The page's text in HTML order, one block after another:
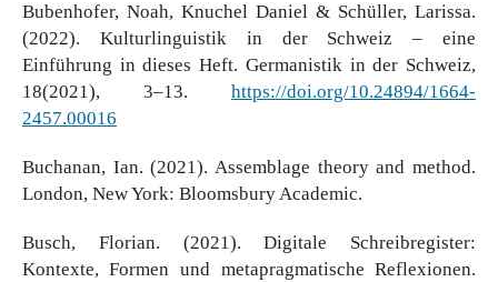
Bubenhofer, Noah, Knuchel Daniel & Schüller, Larissa.
(2022). Kulturlinguistik in der Schweiz – eine
Einführung in dieses Heft. Germanistik in der Schweiz,
18(2021), 3–13.https://doi.org/10.24894/1664-
2457.00016
Buchanan, Ian. (2021). Assemblage theory and method.
London, New York: Bloomsbury Academic.
Busch, Florian. (2021). Digitale Schreibregister:
Kontexte, Formen und metapragmatische Reflexionen.